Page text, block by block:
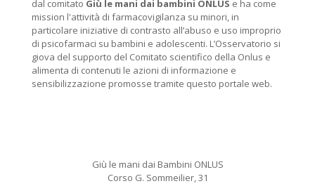
dal comitato Giù le mani dai bambini ONLUS e ha come
mission l'attività di farmacovigilanza su minori, in
particolare iniziative di contrasto all’abuso e uso improprio
di psicofarmaci su bambini e adolescenti. L’Osservatorio si
giova del supporto del Comitato scientifico della Onlus e
alimenta di contenuti le azioni di informazione e
sensibilizzazione promosse tramite questo portale web.
Giù le mani dai Bambini ONLUS
Corso G. Sommeilier, 31